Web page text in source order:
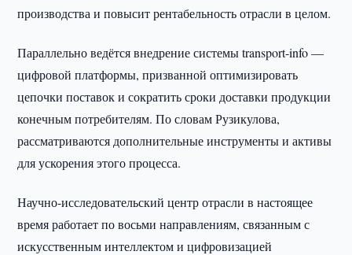
производства и повысит рентабельность отрасли в целом.
Параллельно ведётся внедрение системы transport-info —
цифровой платформы, призванной оптимизировать
цепочки поставок и сократить сроки доставки продукции
конечным потребителям. По словам Рузикулова,
рассматриваются дополнительные инструменты и активы
для ускорения этого процесса.
Научно-исследовательский центр отрасли в настоящее
время работает по восьми направлениям, связанным с
искусственным интеллектом и цифровизацией